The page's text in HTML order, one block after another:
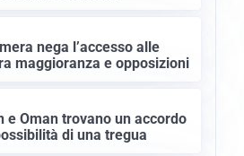
nega l’accesso alle
maggioranza e opposizioni
e Oman trovano un accordo
di una tregua